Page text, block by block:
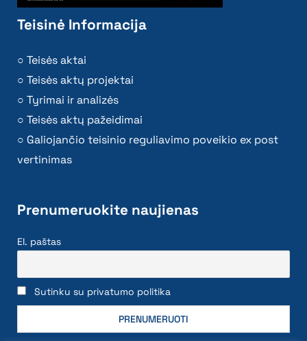
Teisinė Informacija
Teisės aktai
Teisės aktų projektai
Tyrimai ir analizės
Teisės aktų pažeidimai
Galiojančio teisinio reguliavimo poveikio ex post
vertinimas
Prenumeruokite naujienas
El. paštas
Sutinku su privatumo politika